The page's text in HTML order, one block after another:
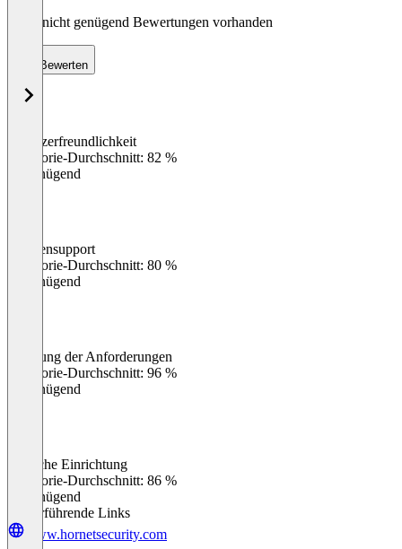
Noch nicht genügend Bewertungen vorhanden
Bewerten
Benutzerfreundlichkeit
Kategorie-Durchschnitt: 82 %
Ungenügend
Kundensupport
Kategorie-Durchschnitt: 80 %
Ungenügend
Erfüllung der Anforderungen
Kategorie-Durchschnitt: 96 %
Ungenügend
Einfache Einrichtung
Kategorie-Durchschnitt: 86 %
Ungenügend
Weiterführende Links
www.hornetsecurity.com